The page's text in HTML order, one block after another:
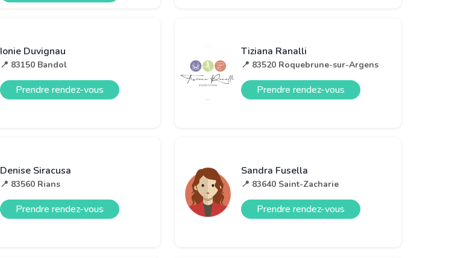
Ionie Duvignau
📍 83150 Bandol
Prendre rendez-vous
Tiziana Ranalli
📍 83520 Roquebrune-sur-Argens
Prendre rendez-vous
Denise Siracusa
📍 83560 Rians
Prendre rendez-vous
Sandra Fusella
📍 83640 Saint-Zacharie
Prendre rendez-vous